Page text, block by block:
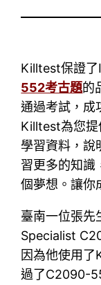
Killtest保證
552考古題的
通過考試，成
Killtest為您
學習資料，說
習更多的知識
個夢想。讓你
臺南一位張
Specialist
因為他使用
過了C2090-